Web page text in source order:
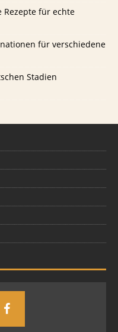
Rezepte für echte
für verschiedene
Stadien